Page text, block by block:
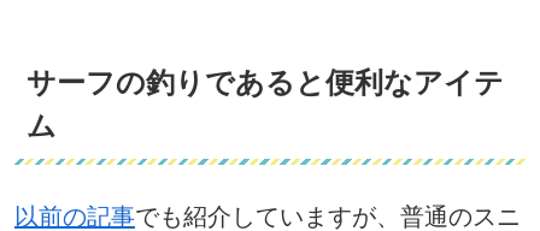
サーフの釣りであると便利なアイテ
ム
以前の記事でも紹介していますが、普通のスニ